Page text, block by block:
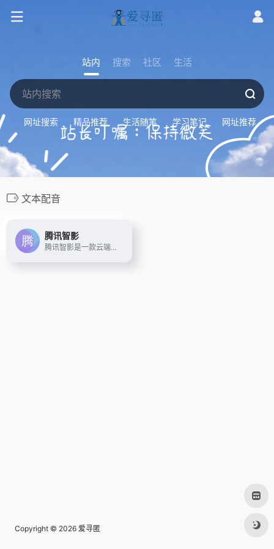
站内 搜索 社区 生活
网址搜索 精品推荐 生活随笔 学习笔记 网址推荐
文本配音
腾讯智影
腾讯智影是一款云端智能视频创作工具，集素材搜集、视频剪辑、渲染导出和发布于一体的免费在线剪辑平台。强大的AI智能工具，支持文本配音、数字人播报、自动字幕识别、文章转视频、去水印、视频解说、横转竖等功能，拥有丰富的素材库，极大提升创作效率，帮助用户更好地进行视频化的表达。
Copyright © 2026 爱寻匿